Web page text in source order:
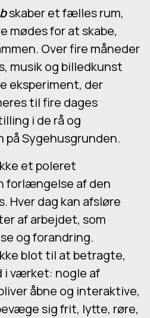
skaber et fælles rum,
mødes for at skabe,
Over fire måneder
musik og billedkunst
eksperiment, der
til fire dages
i de rå og
Sygehusgrunden.
et poleret
forlængelse af den
Hver dag kan afsløre
af arbejdet, som
og forandring.
blot til at betragte,
værket: nogle af
åbne og interaktive,
sig frit, lytte, røre,